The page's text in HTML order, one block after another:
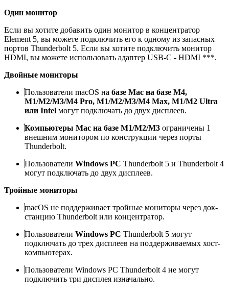
Один монитор
Если вы хотите добавить один монитор в концентратор
Element 5, вы можете подключить его к одному из запасных
портов Thunderbolt 5. Если вы хотите подключить монитор
HDMI, вы можете использовать адаптер USB-C - HDMI ***.
Двойные мониторы
Пользователи macOS на базе Mac на базе M4,
M1/M2/M3/M4 Pro, M1/M2/M3/M4 Max, M1/M2 Ultra
или Intel могут подключать до двух дисплеев.
Компьютеры Mac на базе M1/M2/M3 ограничены 1
внешним монитором по конструкции через порты
Thunderbolt.
Пользователи Windows PC Thunderbolt 5 и Thunderbolt 4
могут подключать до двух дисплеев.
Тройные мониторы
macOS не поддерживает тройные мониторы через док-
станцию Thunderbolt или концентратор.
Пользователи Windows PC Thunderbolt 5 могут
подключать до трех дисплеев на поддерживаемых хост-
компьютерах.
Пользователи Windows PC Thunderbolt 4 не могут
подключить три дисплея изначально.